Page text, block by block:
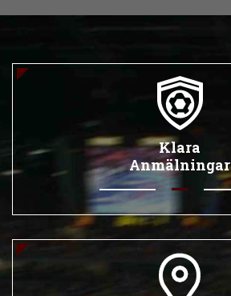
Klara
Anmälningar